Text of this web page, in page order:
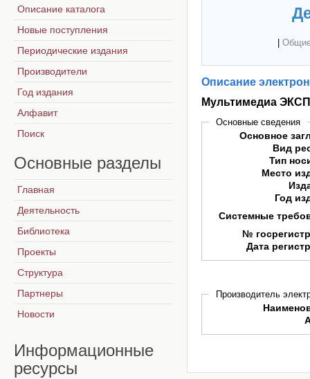
Описание
Мультимедиа
Основные сведения
Основное
Вид
Тип
Место
Год
Системные
№
Дата
Производитель
Описание каталога
Новые поступления
Периодические издания
Производители
Год издания
Алфавит
Поиск
Основные разделы
Главная
Деятельность
Библиотека
Проекты
Структура
Партнеры
Новости
Информационные
ресурсы